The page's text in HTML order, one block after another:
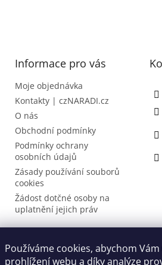
Používáme cookies, abychom
prohlížení webu a díky analýze
Informace pro vás
Moje objednávka
Kontakty | czNARADI.cz
O nás
Obchodní podmínky
Podmínky ochrany
osobních údajů
Zásady používání souborů
cookies
Žádost dotčné osoby na
uplatnění jejich práv
Možnosti doručení